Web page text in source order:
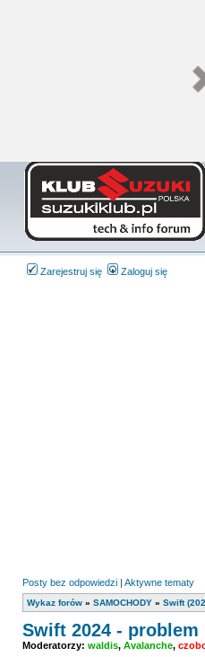
Zarejestruj się Zaloguj się
Posty bez odpowiedzi | Aktywne tematy
Wykaz forów » SAMOCHODY » Swift
Swift 2024 - problem
Moderatorzy: waldis, Avalanche,